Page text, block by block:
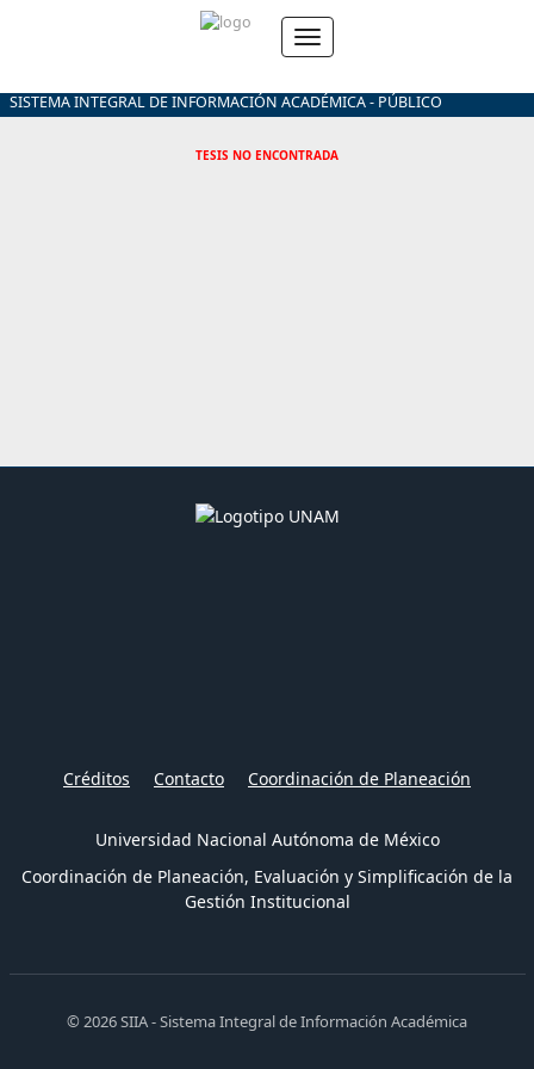
SISTEMA INTEGRAL DE INFORMACIÓN ACADÉMICA - PÚBLICO
TESIS NO ENCONTRADA
Créditos Contacto Coordinación de Planeación
Universidad Nacional Autónoma de México
Coordinación de Planeación, Evaluación y Simplificación de la
Gestión Institucional
© 2026 SIIA - Sistema Integral de Información Académica